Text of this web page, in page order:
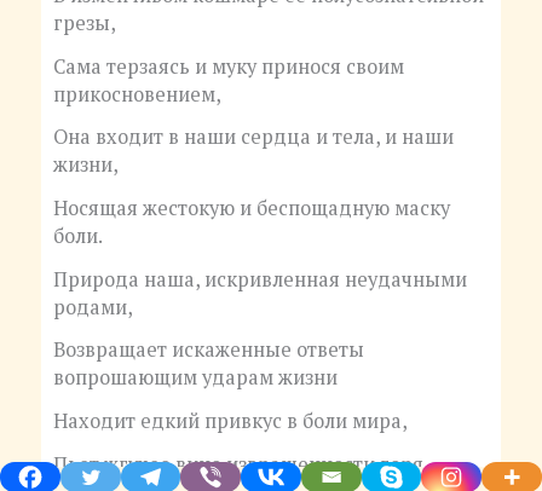
грезы,
Сама терзаясь и муку принося своим
прикосновением,
Она входит в наши сердца и тела, и наши
жизни,
Носящая жестокую и беспощадную маску
боли.
Природа наша, искривленная неудачными
родами,
Возвращает искаженные ответы
вопрошающим ударам жизни
Находит едкий привкус в боли мира,
Пьет жгучее вино извращенности горя.